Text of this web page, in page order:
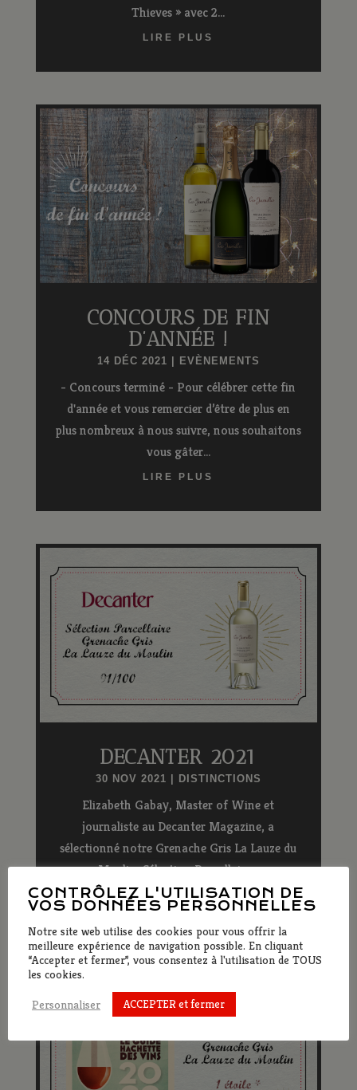
Thieves » avec 2...
LIRE PLUS
CONCOURS DE FIN
D’ANNÉE !
14 DÉC 2021 | EVÈNEMENTS
- Concours terminé - Pour célébrer cette fin
d'année et vous remercier d’être de plus en
plus nombreux à nous suivre, nous souhaitons
vous gâter...
LIRE PLUS
DECANTER 2021
30 NOV 2021 | DISTINCTIONS
Elizabeth Gabay, Master of Wine et
journaliste au Decanter Magazine, a
sélectionné notre Grenache Gris La Lauze du
Moulin, Sélection Parcellaire...
LIRE PLUS
CONTRÔLEZ L'UTILISATION DE
VOS DONNÉES PERSONNELLES
Notre site web utilise des cookies pour vous offrir la
meilleure expérience de navigation possible. En cliquant
“Accepter et fermer”, vous consentez à l'utilisation de TOUS
les cookies.
Personnaliser ACCEPTER et fermer